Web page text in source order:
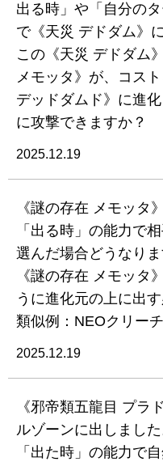
出る時」や「自分の
で《天災 デドダム》
この《天災 デドダム
メモッタ》が、コス
デッドダムド》に進
に攻撃できますか？
2025.12.19
《謎の存在 メモッタ
「出る時」の能力で
選んだ場合どうなりま
《謎の存在 メモッタ
うに進化元の上に出
類似例：NEOクリー
2025.12.19
《邪帝類五龍目 プラ
ルゾーンに出しました
「出た時」の能力で